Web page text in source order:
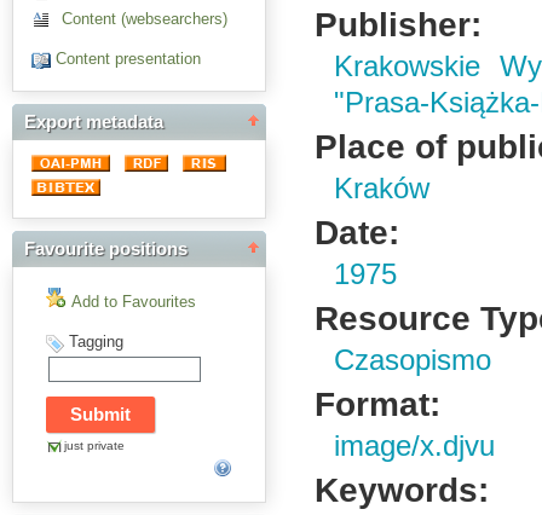
Content (websearchers)
Content presentation
Export metadata
Favourite positions
Add to Favourites
Tagging
just private
Publisher:
Krakowskie
"Prasa-
Place of
Kraków
Date:
1975
Resource
Czasopismo
Format:
image/x.djvu
Keywords: